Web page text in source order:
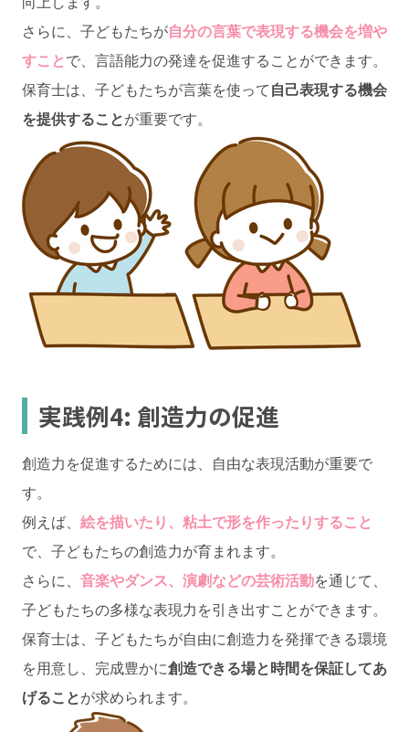
さらに、子どもたちが自分の言葉で表現する機会を増や
すことで、言語能力の発達を促進することができます。
保育士は、子どもたちが言葉を使って自己表現する機会
を提供することが重要です。
実践例4: 創造力の促進
創造力を促進するためには、自由な表現活動が重要で
す。
例えば、 絵を描いたり、粘土で形を作ったりすること
で、子どもたちの創造力が育まれます。
さらに、 音楽やダンス、演劇などの芸術活動を通じて、
子どもたちの多様な表現力を引き出すことができます。
保育士は、子どもたちが自由に創造力を発揮できる環境
を用意し、完成豊かに創造できる場と時間を保証してあ
げることが求められます。